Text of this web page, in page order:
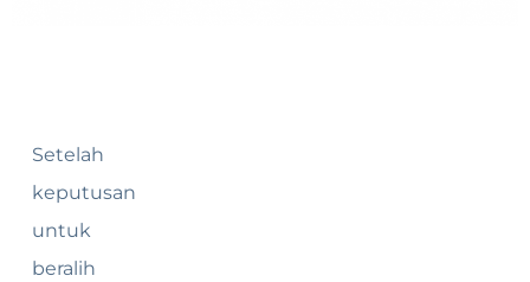
Setelah
keputusan
untuk
beralih